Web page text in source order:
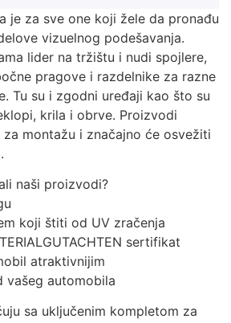
je za sve one koji žele da pronađu
vizuelnog podešavanja.
lider na tržištu i nudi spojlere,
pragove i razdelnike za razne
Tu su i zgodni uređaji kao što su
krila i obrve. Proizvodi
montažu i značajno će osvežiti
naši proizvodi?
koji štiti od UV zračenja
sertifikat
atraktivnijim
vašeg automobila
sa uključenim kompletom za